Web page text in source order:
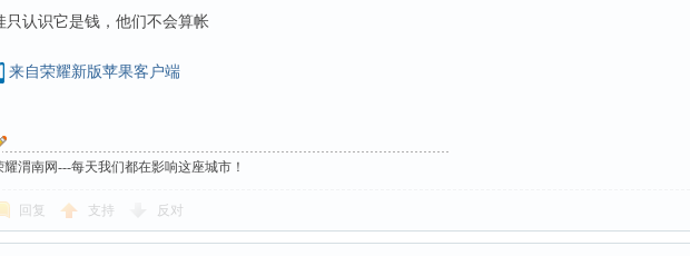
只认识它是钱，他们不会算帐
来自荣耀新版苹果客户端
耀渭南网---每天我们都在影响这座城市！
回复 支持 反对